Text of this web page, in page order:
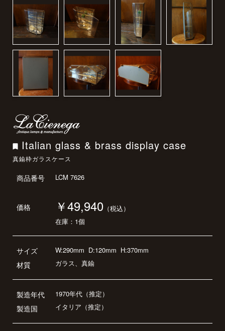
Italian glass & brass display case
真鍮枠ガラスケース
商品番号 LCM 7626
価格 ￥49,940 （税込）
在庫：1個
サイズ
材質
W:290mm D:120mm H:370mm
ガラス、真鍮
製造年代
製造国
1970年代（推定）
イタリア（推定）